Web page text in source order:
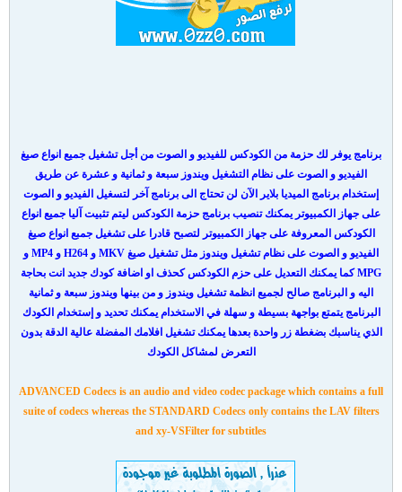
برنامج يوفر لك حزمة من الكودكس للفيديو و الصوت من أجل تشغيل جميع انواع صيغ
الفيديو و الصوت على نظام التشغيل ويندوز سبعة و ثمانية و عشرة عن طريق
إستخدام برنامج الميديا بلاير الآن لن تحتاج الى برنامج آخر لتسغيل الفيديو و الصوت
على جهاز الكمبيوتر يمكنك تنصيب برنامج حزمة الكودكس ليتم تثبيت آليا جميع انواع
الكودكس المعروفة على جهاز الكمبيوتر لتصبح قادرا على تشغيل جمبع انواع صيغ
الفيديو و الصوت على نظام تشغيل ويندوز مثل تشغيل صيغ MKV و H264 و MP4 و
MPG كما يمكنك التعديل على حزم الكودكس كحذف او اضافة كودك جديد انت بحاجة
اليه و البرنامج صالح لجميع انظمة تشغيل ويندوز و من بينها ويندوز سبعة و ثمانية
البرنامج يتمتع بواجهة بسيطة و سهلة في الاستخدام يمكنك تحديد و إستخدام الكودك
الذي يناسبك بضغطة زر واحدة بعدها يمكنك تشغيل افلامك المفضلة عالية الدقة بدون
التعرض لمشاكل الكودك
ADVANCED Codecs is an audio and video codec package which contains a full
suite of codecs whereas the STANDARD Codecs only contains the LAV filters
and xy-VSFilter for subtitles